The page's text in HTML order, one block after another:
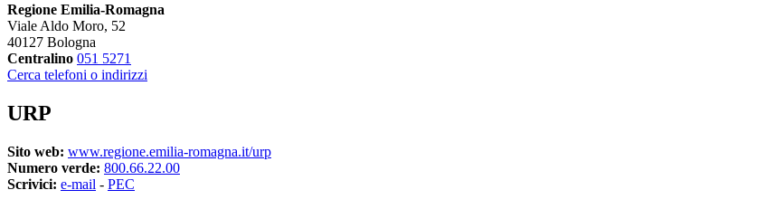
Regione Emilia-Romagna
Viale Aldo Moro, 52
40127 Bologna
Centralino 051 5271
Cerca telefoni o indirizzi
URP
Sito web: www.regione.emilia-romagna.it/urp
Numero verde: 800.66.22.00
Scrivici: e-mail - PEC